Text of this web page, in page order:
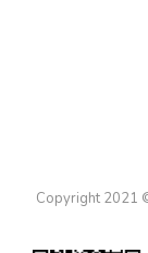
Copyright 2021